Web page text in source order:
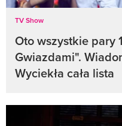
TV Show
Oto wszystkie pary
Gwiazdami".
Wyciekła cała lista